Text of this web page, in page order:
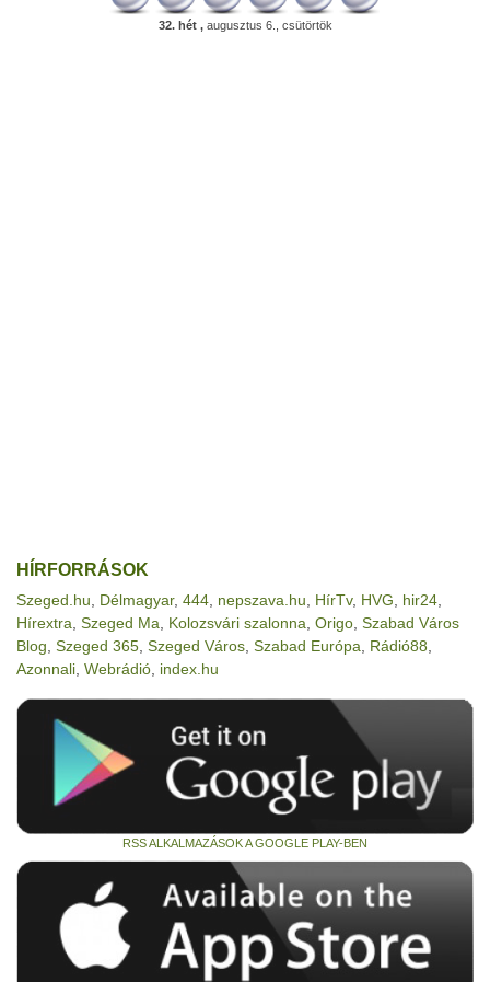
32. hét ,augusztus 6., csütörtök
HÍRFORRÁSOK
Szeged.hu Délmagyar, 444 nepszava.hu HírTv, HVG hir24
Hírextra Szeged Ma Kolozsvári szalonna Origo Szabad Város
Blog Szeged 365 Szeged Város Szabad Európa Rádió88
Azonnali Webrádió index.hu
RSS ALKALMAZÁSOK A GOOGLE PLAY-BEN